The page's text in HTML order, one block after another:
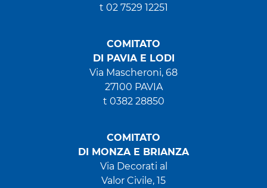
t 02 7529 12251
COMITATO
DI PAVIA E LODI
Via Mascheroni, 68
27100 PAVIA
t 0382 28850
COMITATO
DI MONZA E BRIANZA
Via Decorati al
Valor Civile, 15